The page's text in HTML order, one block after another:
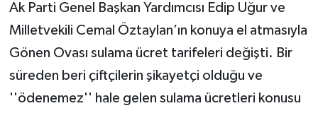
Ak Parti Genel Başkan Yardımcısı Edip Uğur ve
Milletvekili Cemal Öztaylan’ın konuya el atmasıyla
Gönen Ovası sulama ücret tarifeleri değişti. Bir
süreden beri çiftçilerin şikayetçi olduğu ve
''ödenemez'' hale gelen sulama ücretleri konusu